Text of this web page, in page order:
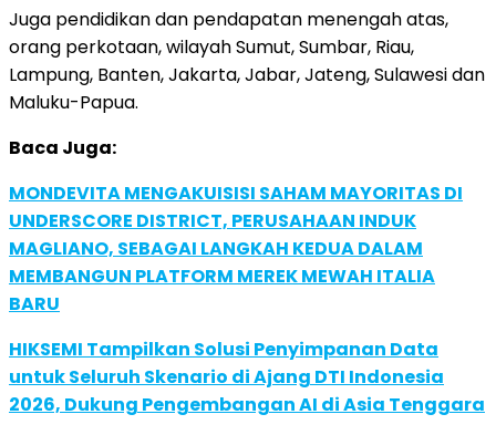
Juga pendidikan dan pendapatan menengah atas,
orang perkotaan, wilayah Sumut, Sumbar, Riau,
Lampung, Banten, Jakarta, Jabar, Jateng, Sulawesi dan
Maluku-Papua.
Baca Juga:
MONDEVITA MENGAKUISISI SAHAM MAYORITAS DI
UNDERSCORE DISTRICT, PERUSAHAAN INDUK
MAGLIANO, SEBAGAI LANGKAH KEDUA DALAM
MEMBANGUN PLATFORM MEREK MEWAH ITALIA
BARU
HIKSEMI Tampilkan Solusi Penyimpanan Data
untuk Seluruh Skenario di Ajang DTI Indonesia
2026, Dukung Pengembangan AI di Asia Tenggara